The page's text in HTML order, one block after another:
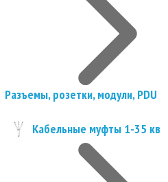
Разъемы, розетки, модули, PDU
Кабельные муфты 1-35 кв